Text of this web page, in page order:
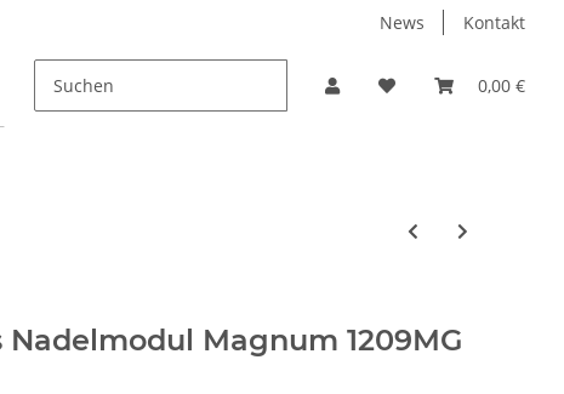
News Kontakt
0,00 €
PROMO
Magnum 1209MG